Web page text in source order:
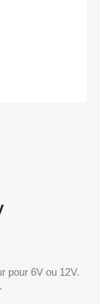
pour 6V ou 12V.